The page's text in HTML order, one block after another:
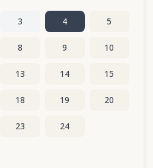
3 4 5
8 9 10
13 14 15
18 19 20
23 24